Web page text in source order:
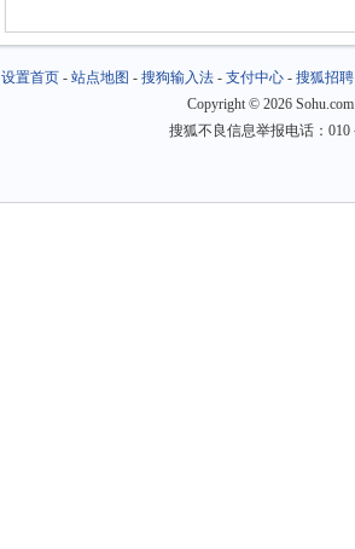
设置首页- 站点地图 - 搜狗输入法- 支付中心- 搜狐招聘
Copyright © 2026
搜狐不良信息举报电话：010